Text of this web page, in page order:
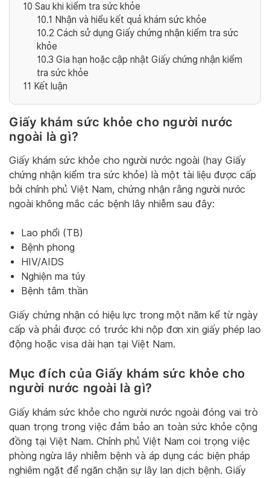
10 Sau khi kiểm tra sức khỏe
10.1 Nhận và hiểu kết quả khám sức khỏe
10.2 Cách sử dụng Giấy chứng nhận kiểm tra sức
khỏe
10.3 Gia hạn hoặc cập nhật Giấy chứng nhận kiểm
tra sức khỏe
11 Kết luận
Giấy khám sức khỏe cho người nước
ngoài là gì?
Giấy khám sức khỏe cho người nước ngoài (hay Giấy
chứng nhận kiểm tra sức khỏe) là một tài liệu được cấp
bởi chính phủ Việt Nam, chứng nhận rằng người nước
ngoài không mắc các bệnh lây nhiễm sau đây:
Lao phổi (TB)
Bệnh phong
HIV/AIDS
Nghiện ma túy
Bệnh tâm thần
Giấy chứng nhận có hiệu lực trong một năm kể từ ngày
cấp và phải được có trước khi nộp đơn xin giấy phép lao
động hoặc visa dài hạn tại Việt Nam.
Mục đích của Giấy khám sức khỏe cho
người nước ngoài là gì?
Giấy khám sức khỏe cho người nước ngoài đóng vai trò
quan trọng trong việc đảm bảo an toàn sức khỏe cộng
đồng tại Việt Nam. Chính phủ Việt Nam coi trọng việc
phòng ngừa lây nhiễm bệnh và áp dụng các biện pháp
nghiêm ngặt để ngăn chặn sự lây lan dịch bệnh. Giấy